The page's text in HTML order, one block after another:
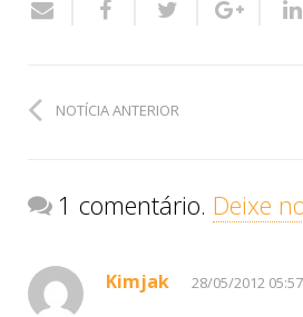
NOTÍCIA ANTERIOR
1 comentário. Deixe
Kimjak 28/05/2012 05:57